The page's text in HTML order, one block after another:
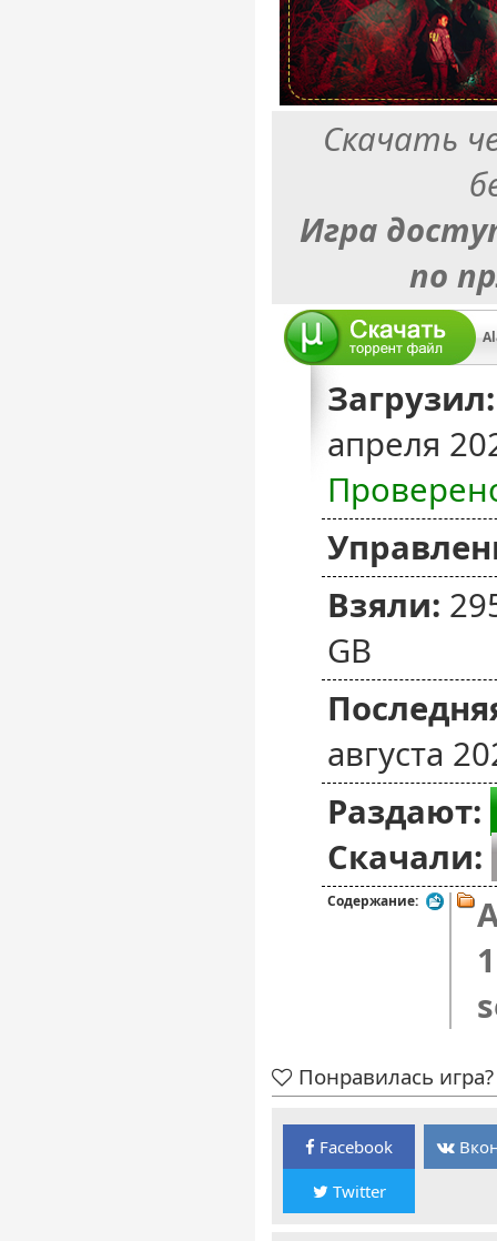
Скачать
Игра
по
Загрузил:
апреля
Взяли:
GB
августа
Раздают:
Скачали:
Содержание:
Понравилась
Facebook
Twitter